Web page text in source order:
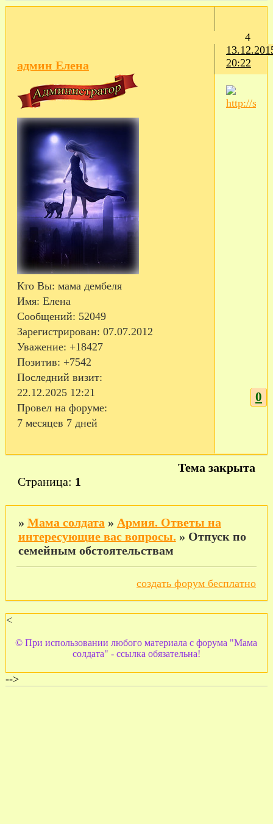
4
20:22
админ Елена
Кто Вы: мама дембеля
Имя: Елена
Сообщений: 52049
Зарегистрирован: 07.07.2012
Уважение: +18427
Позитив: +7542
Последний визит:
22.12.2025 12:21
Провел на форуме:
7 месяцев 7 дней
0
Тема закрыта
Страница: 1
» Мама солдата » Армия. Ответы на
интересующие вас вопросы. » Отпуск по
семейным обстоятельствам
создать форум бесплатно
<
© При использовании любого материала с форума "Мама
солдата" - ссылка обязательна!
-->